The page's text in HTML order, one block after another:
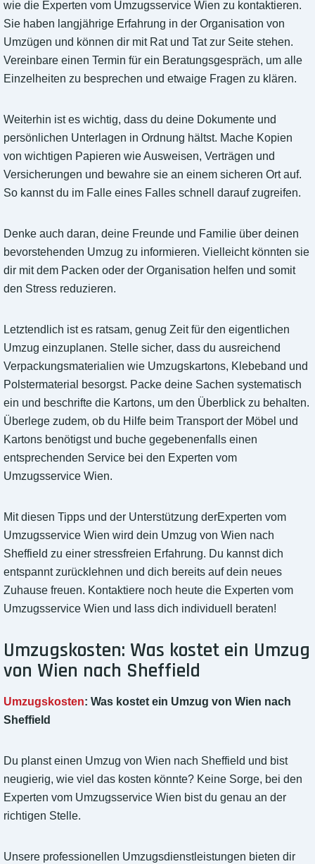
wie die Experten vom Umzugsservice Wien zu kontaktieren.
Sie haben langjährige Erfahrung in der Organisation von
Umzügen und können dir mit Rat und Tat zur Seite stehen.
Vereinbare einen Termin für ein Beratungsgespräch, um alle
Einzelheiten zu besprechen und etwaige Fragen zu klären.
Weiterhin ist es wichtig, dass du deine Dokumente und
persönlichen Unterlagen in Ordnung hältst. Mache Kopien
von wichtigen Papieren wie Ausweisen, Verträgen und
Versicherungen und bewahre sie an einem sicheren Ort auf.
So kannst du im Falle eines Falles schnell darauf zugreifen.
Denke auch daran, deine Freunde und Familie über deinen
bevorstehenden Umzug zu informieren. Vielleicht könnten sie
dir mit dem Packen oder der Organisation helfen und somit
den Stress reduzieren.
Letztendlich ist es ratsam, genug Zeit für den eigentlichen
Umzug einzuplanen. Stelle sicher, dass du ausreichend
Verpackungsmaterialien wie Umzugskartons, Klebeband und
Polstermaterial besorgst. Packe deine Sachen systematisch
ein und beschrifte die Kartons, um den Überblick zu behalten.
Überlege zudem, ob du Hilfe beim Transport der Möbel und
Kartons benötigst und buche gegebenenfalls einen
entsprechenden Service bei den Experten vom
Umzugsservice Wien.
Mit diesen Tipps und der Unterstützung derExperten vom
Umzugsservice Wien wird dein Umzug von Wien nach
Sheffield zu einer stressfreien Erfahrung. Du kannst dich
entspannt zurücklehnen und dich bereits auf dein neues
Zuhause freuen. Kontaktiere noch heute die Experten vom
Umzugsservice Wien und lass dich individuell beraten!
Umzugskosten: Was kostet ein Umzug
von Wien nach Sheffield
Umzugskosten: Was kostet ein Umzug von Wien nach
Sheffield
Du planst einen Umzug von Wien nach Sheffield und bist
neugierig, wie viel das kosten könnte? Keine Sorge, bei den
Experten vom Umzugsservice Wien bist du genau an der
richtigen Stelle.
Unsere professionellen Umzugsdienstleistungen bieten dir